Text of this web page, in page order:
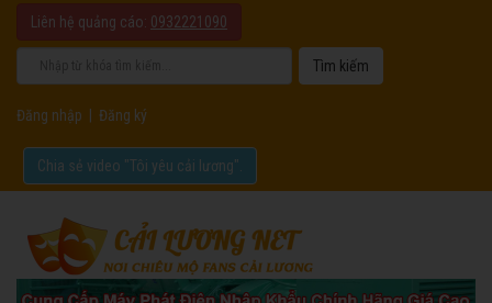
Liên hệ quảng cáo: 0932221090
Đăng nhập Đăng ký
Chia sẻ video "Tôi yêu cải lương".